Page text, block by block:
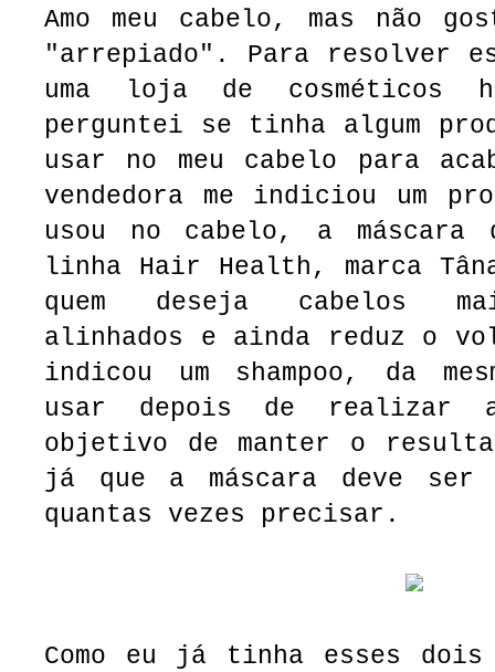
Amo meu cabelo, mas não
"arrepiado". Para resolver
uma loja de cosméticos
perguntei se tinha algum
usar no meu cabelo para
vendedora me indiciou um
usou no cabelo, a
linha Hair Health, marca
quem deseja cabelos
alinhados e ainda reduz o
indicou um shampoo, da
usar depois de realizar
objetivo de manter o
já que a máscara deve ser
quantas vezes precisar.
Como eu já tinha esses dois